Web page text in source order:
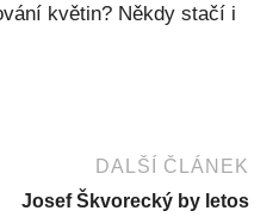
květin? Někdy stačí i
DALŠÍ ČLÁNEK
Josef Škvorecký by letos